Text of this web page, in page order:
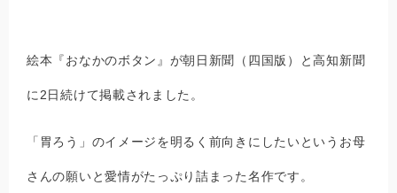
絵本『おなかのボタン』が朝日新聞（四国版）と高知新聞
に2日続けて掲載されました。
「胃ろう」のイメージを明るく前向きにしたいというお母
さんの願いと愛情がたっぷり詰まった名作です。